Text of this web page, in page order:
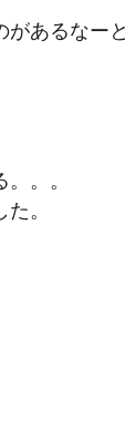
あるなーと
。。
。